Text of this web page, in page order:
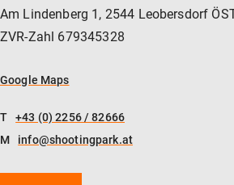
Am Lindenberg 1, 2544 Leobersdorf
ZVR-Zahl 679345328
Google Maps
T
+43 (0) 2256 / 82666
M
info@shootingpark.at